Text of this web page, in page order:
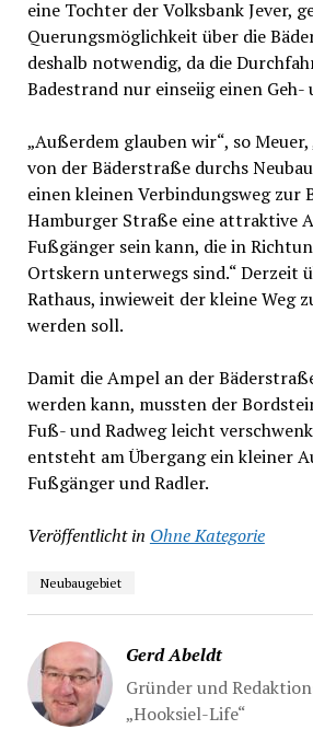
eine Tochter der Volksbank Jever,
Querungsmöglichkeit über die
deshalb notwendig, da die
Badestrand nur einseiig einen Geh-
„Außerdem glauben wir“, so Meuer,
von der Bäderstraße durchs
einen kleinen Verbindungsweg zur
Hamburger Straße eine attraktive
Fußgänger sein kann, die in
Ortskern unterwegs sind.“ Derzeit
Rathaus, inwieweit der kleine Weg
werden soll.
Damit die Ampel an der
werden kann, mussten der
Fuß- und Radweg leicht
entsteht am Übergang ein kleiner
Fußgänger und Radler.
Veröffentlicht in Ohne Kategorie
Neubaugebiet
Gerd Abeldt
Gründer und
„Hooksiel-Life“